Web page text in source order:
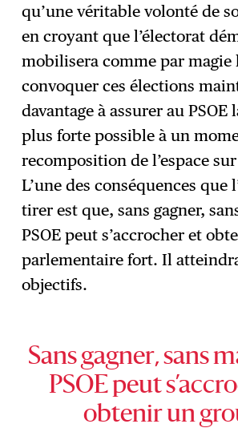
qu’une véritable volonté de
en croyant que l’électorat
mobilisera comme par magie
convoquer ces élections
davantage à assurer au
plus forte possible à un
recomposition de l’espace
L’une des conséquences que
tirer est que, sans gagner,
PSOE peut s’accrocher et
parlementaire fort. Il
objectifs.
Sans gagner, sans
PSOE peut
obtenir un